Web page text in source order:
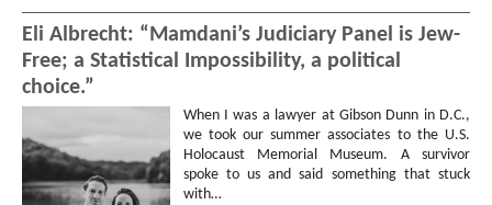
Eli Albrecht: “Mamdani’s Judiciary Panel is Jew-
Free; a Statistical Impossibility, a political
choice.”
When I was a lawyer at Gibson Dunn in D.C.,
we took our summer associates to the U.S.
Holocaust Memorial Museum. A survivor
spoke to us and said something that stuck
with…